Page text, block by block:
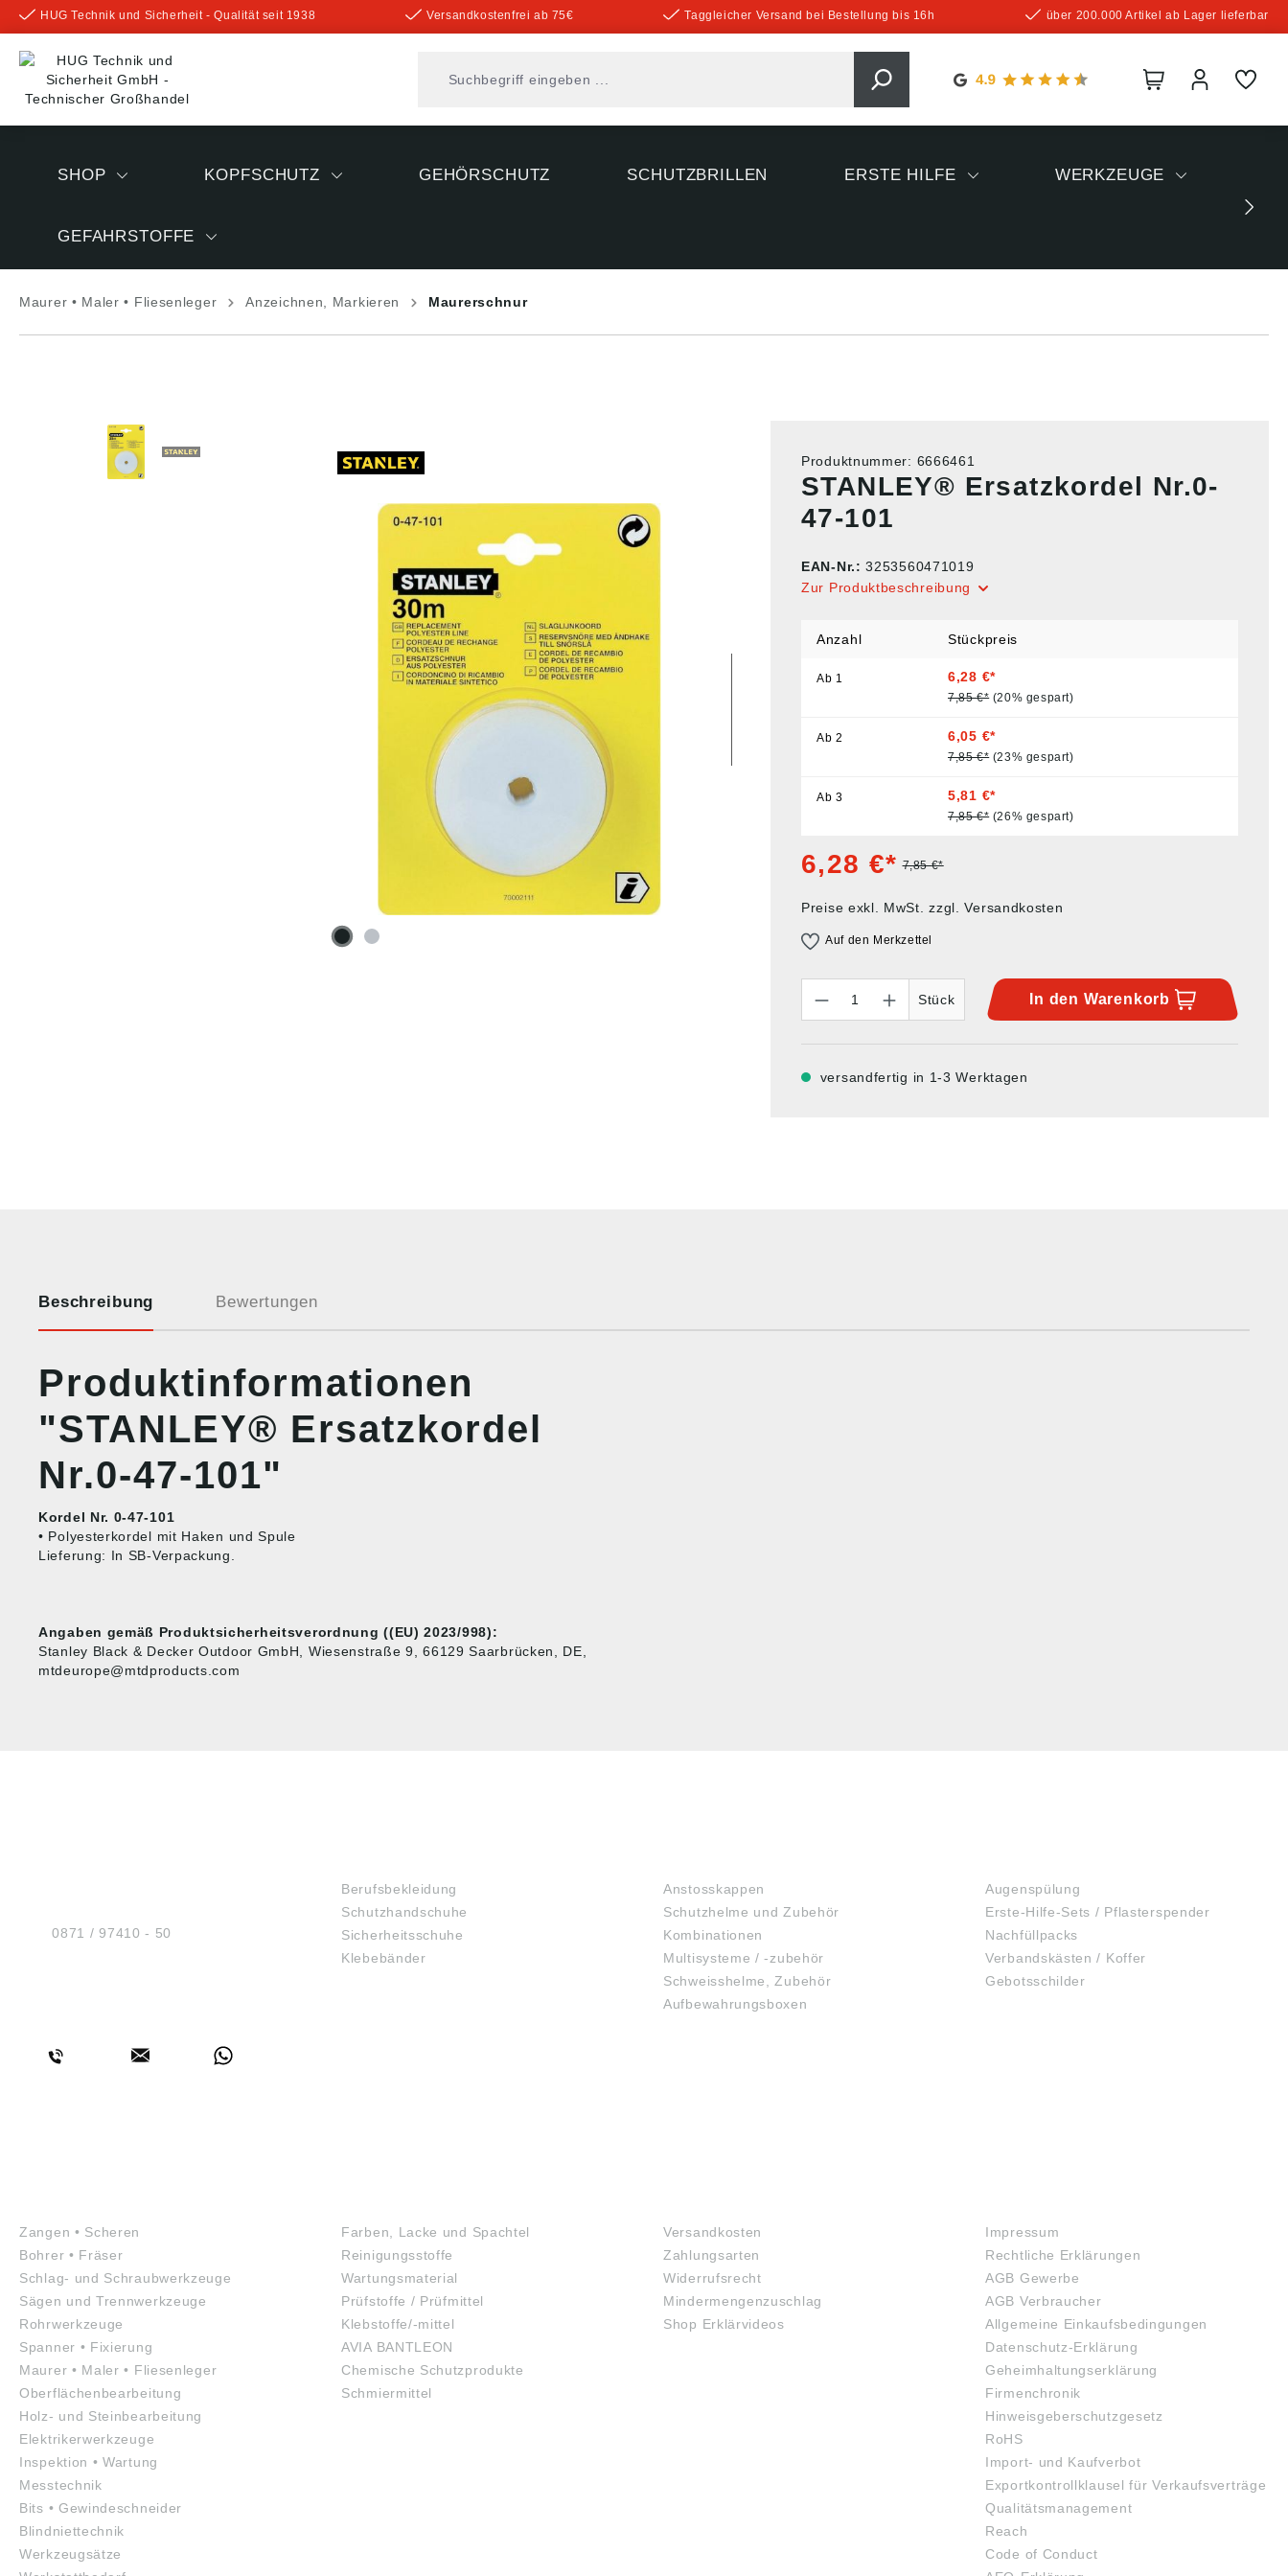
springen
HUG Technik und Sicherheit - Qualität seit 1938 Versandkostenfrei ab 75€ Taggleicher Versand bei Bestellung bis 16h über 200.000 Artikel ab Lager lieferbar
SHOP KOPFSCHUTZ GEHÖRSCHUTZ SCHUTZBRILLEN ERSTE HILFE WERKZEUGE
GEFAHRSTOFFE
Maurer • Maler • Fliesenleger Anzeichnen, Markieren Maurerschnur
Produktnummer: 6666461
STANLEY® Ersatzkordel Nr.0-
47-101
EAN-Nr.:3253560471019
Zur Produktbeschreibung
Anzahl Stückpreis
Ab 1 6,28 €*
7,85 €* (20% gespart)
Ab 2 6,05 €*
7,85 €* (23% gespart)
Ab 3 5,81 €*
7,85 €* (26% gespart)
6,28 €* 7,85 €*
Preise exkl. MwSt. zzgl. Versandkosten
Auf den Merkzettel
Stück
In den Warenkorb
versandfertig in 1-3 Werktagen
Beschreibung Bewertungen
Produktinformationen
"STANLEY® Ersatzkordel
Nr.0-47-101"
Kordel Nr. 0-47-101
• Polyesterkordel mit Haken und Spule
Lieferung: In SB-Verpackung.
Angaben gemäß Produktsicherheitsverordnung ((EU) 2023/998):
Stanley Black & Decker Outdoor GmbH, Wiesenstraße 9, 66129 Saarbrücken, DE,
mtdeurope@mtdproducts.com
Tel.:0871 / 97410 - 50
Berufsbekleidung
Schutzhandschuhe
Sicherheitsschuhe
Klebebänder
Anstosskappen
Schutzhelme und Zubehör
Kombinationen
Multisysteme / -zubehör
Schweisshelme, Zubehör
Aufbewahrungsboxen
Augenspülung
Erste-Hilfe-Sets / Pflasterspender
Nachfüllpacks
Verbandskästen / Koffer
Gebotsschilder
Zangen • Scheren
Bohrer • Fräser
Schlag- und Schraubwerkzeuge
Sägen und Trennwerkzeuge
Rohrwerkzeuge
Spanner • Fixierung
Maurer • Maler • Fliesenleger
Oberflächenbearbeitung
Holz- und Steinbearbeitung
Elektrikerwerkzeuge
Inspektion • Wartung
Messtechnik
Bits • Gewindeschneider
Blindniettechnik
Werkzeugsätze
Farben, Lacke und Spachtel
Reinigungsstoffe
Wartungsmaterial
Prüfstoffe / Prüfmittel
Klebstoffe/-mittel
AVIA BANTLEON
Chemische Schutzprodukte
Schmiermittel
Versandkosten
Zahlungsarten
Widerrufsrecht
Mindermengenzuschlag
Shop Erklärvideos
Impressum
Rechtliche Erklärungen
AGB Gewerbe
AGB Verbraucher
Allgemeine Einkaufsbedingungen
Datenschutz-Erklärung
Geheimhaltungserklärung
Firmenchronik
Hinweisgeberschutzgesetz
RoHS
Import- und Kaufverbot
Exportkontrollklausel für Verkaufsverträge
Qualitätsmanagement
Reach
Code of Conduct